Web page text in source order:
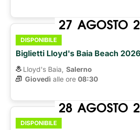
27 AGOSTO
DISPONIBILE
Biglietti Lloyd's Baia Beach 2026
Lloyd's Baia, Salerno
Giovedì alle ore 08:30
28 AGOSTO
DISPONIBILE